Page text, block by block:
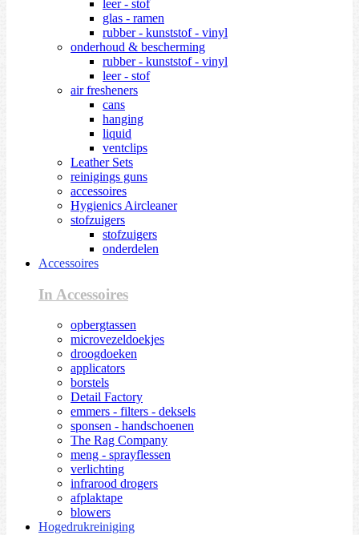
leer - stof
glas - ramen
rubber - kunststof - vinyl
onderhoud & bescherming
rubber - kunststof - vinyl
leer - stof
air fresheners
cans
hanging
liquid
ventclips
Leather Sets
reinigings guns
accessoires
Hygienics Aircleaner
stofzuigers
stofzuigers
onderdelen
Accessoires
In Accessoires
opbergtassen
microvezeldoekjes
droogdoeken
applicators
borstels
Detail Factory
emmers - filters - deksels
sponsen - handschoenen
The Rag Company
meng - sprayflessen
verlichting
infrarood drogers
afplaktape
blowers
Hogedrukreiniging